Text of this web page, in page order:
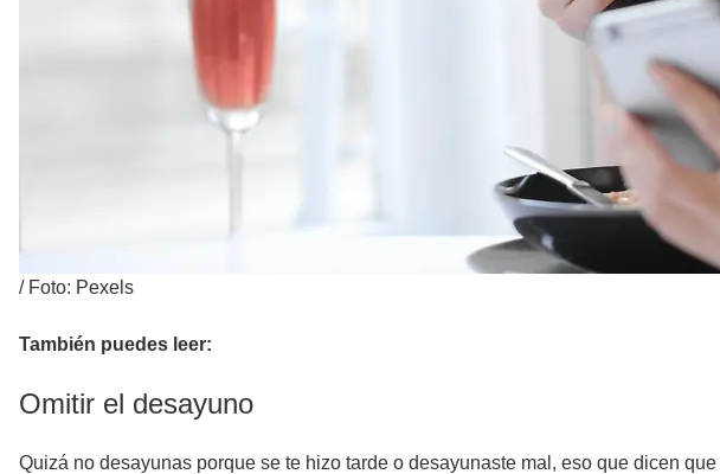
/ Foto: Pexels
También puedes leer:
Omitir el desayuno
Quizá no desayunas porque se te hizo tarde o desayunaste mal, eso que dicen que